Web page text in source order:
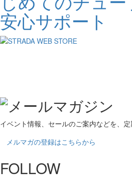
安心サポート
イベント情報、セールのご案内などを、定
メルマガの登録はこちらから
FOLLOW